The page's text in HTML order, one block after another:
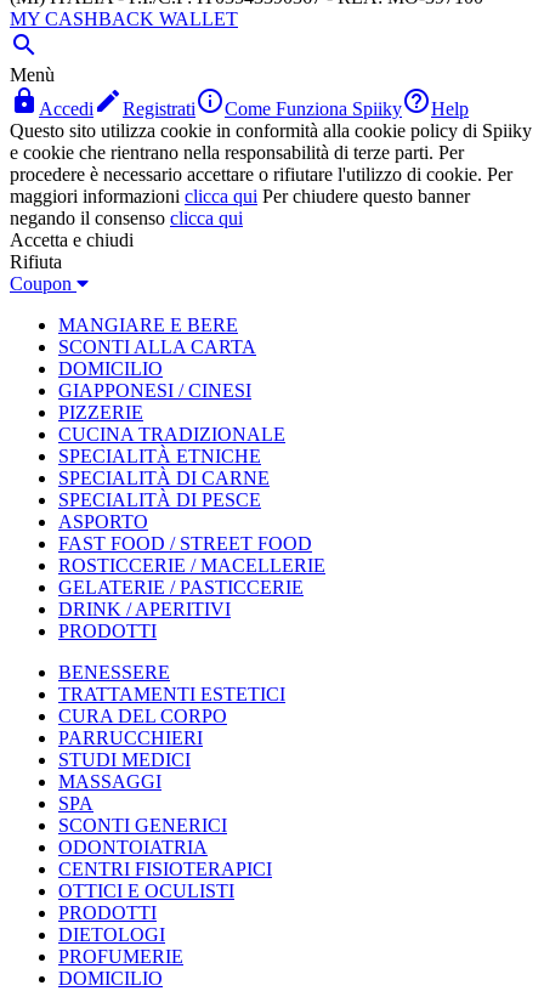
MY CASHBACK WALLET

Menù
 AccediRegistratiCome Funziona SpiikyHelp
Questo sito utilizza cookie in conformità alla cookie policy di Spiiky
e cookie che rientrano nella responsabilità di terze parti. Per
procedere è necessario accettare o rifiutare l'utilizzo di cookie. Per
maggiori informazioni clicca qui Per chiudere questo banner
negando il consenso clicca qui
Accetta e chiudi
Rifiuta
Coupon
MANGIARE E BERE
SCONTI ALLA CARTA
DOMICILIO
GIAPPONESI / CINESI
PIZZERIE
CUCINA TRADIZIONALE
SPECIALITÀ ETNICHE
SPECIALITÀ DI CARNE
SPECIALITÀ DI PESCE
ASPORTO
FAST FOOD / STREET FOOD
ROSTICCERIE / MACELLERIE
GELATERIE / PASTICCERIE
DRINK / APERITIVI
PRODOTTI
BENESSERE
TRATTAMENTI ESTETICI
CURA DEL CORPO
PARRUCCHIERI
STUDI MEDICI
MASSAGGI
SPA
SCONTI GENERICI
ODONTOIATRIA
CENTRI FISIOTERAPICI
OTTICI E OCULISTI
PRODOTTI
DIETOLOGI
PROFUMERIE
DOMICILIO